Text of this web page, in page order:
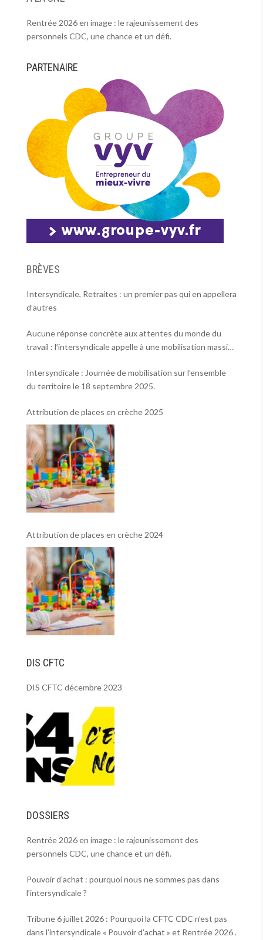
Rentrée 2026 en image : le rajeunissement des
personnels CDC, une chance et un défi.
PARTENAIRE
BRÈVES
Intersyndicale, Retraites : un premier pas qui en appellera
d’autres
Aucune réponse concrète aux attentes du monde du
travail : l’intersyndicale appelle à une mobilisation massive
Intersyndicale : Journée de mobilisation sur l’ensemble
du territoire le 18 septembre 2025.
Attribution de places en crèche 2025
Attribution de places en crèche 2024
DIS CFTC
DIS CFTC décembre 2023
DOSSIERS
Rentrée 2026 en image : le rajeunissement des
personnels CDC, une chance et un défi.
Pouvoir d’achat : pourquoi nous ne sommes pas dans
l’intersyndicale ?
Tribune 6 juillet 2026 : Pourquoi la CFTC CDC n’est pas
dans l’intersyndicale « Pouvoir d’achat » et Rentrée 2026 .